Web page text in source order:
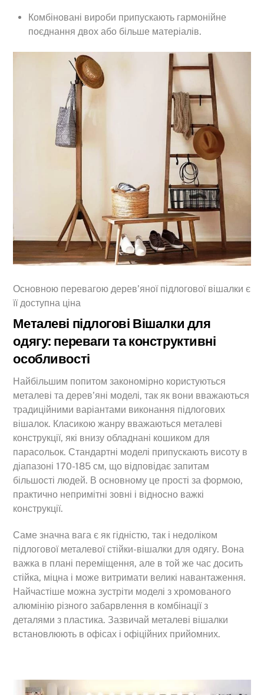
Комбіновані вироби припускають гармонійне
поєднання двох або більше матеріалів.
Основною перевагою дерев’яної підлогової вішалки є
її доступна ціна
Металеві підлогові Вішалки для
одягу: переваги та конструктивні
особливості
Найбільшим попитом закономірно користуються
металеві та дерев’яні моделі, так як вони вважаються
традиційними варіантами виконання підлогових
вішалок. Класикою жанру вважаються металеві
конструкції, які внизу обладнані кошиком для
парасольок. Стандартні моделі припускають висоту в
діапазоні 170-185 см, що відповідає запитам
більшості людей. В основному це прості за формою,
практично непримітні зовні і відносно важкі
конструкції.
Саме значна вага є як гідністю, так і недоліком
підлогової металевої стійки-вішалки для одягу. Вона
важка в плані переміщення, але в той же час досить
стійка, міцна і може витримати великі навантаження.
Найчастіше можна зустріти моделі з хромованого
алюмінію різного забарвлення в комбінації з
деталями з пластика. Зазвичай металеві вішалки
встановлюють в офісах і офіційних прийомних.